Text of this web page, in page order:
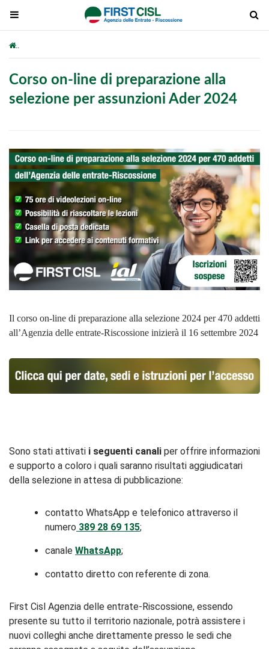
Corso on-line di preparazione alla
selezione per assunzioni Ader 2024
Il corso on-line di preparazione alla selezione 2024 per 470 addetti
all’Agenzia delle entrate-Riscossione inizierà il 16 settembre 2024
Sono stati attivati i seguenti canali per offrire informazioni
e supporto a coloro i quali saranno risultati aggiudicatari
della selezione in attesa di pubblicazione:
contatto WhatsApp e telefonico attraverso il
numero 389 28 69 135;
canale WhatsApp;
⁠contatto diretto con referente di zona.
First Cisl Agenzia delle entrate-Riscossione, essendo
presente su tutto il territorio nazionale, potrà assistere i
nuovi colleghi anche direttamente presso le sedi che